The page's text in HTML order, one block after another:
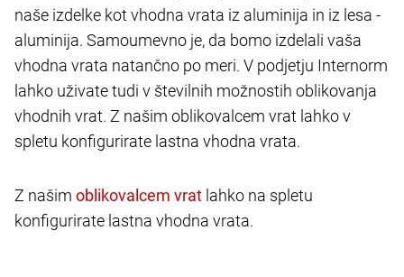
naše izdelke kot vhodna vrata iz aluminija in iz lesa -
aluminija. Samoumevno je, da bomo izdelali vaša
vhodna vrata natančno po meri. V podjetju Internorm
lahko uživate tudi v številnih možnostih oblikovanja
vhodnih vrat. Z našim oblikovalcem vrat lahko v
spletu konfigurirate lastna vhodna vrata.
Z našim
lahko na spletu
konfigurirate lastna vhodna vrata.